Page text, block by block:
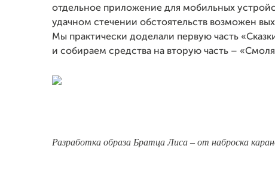
отдельное приложение для мобильных
удачном стечении обстоятельств возможен
Мы практически доделали первую часть
и собираем средства на вторую часть –
Разработка образа Братца Лиса – от наброска